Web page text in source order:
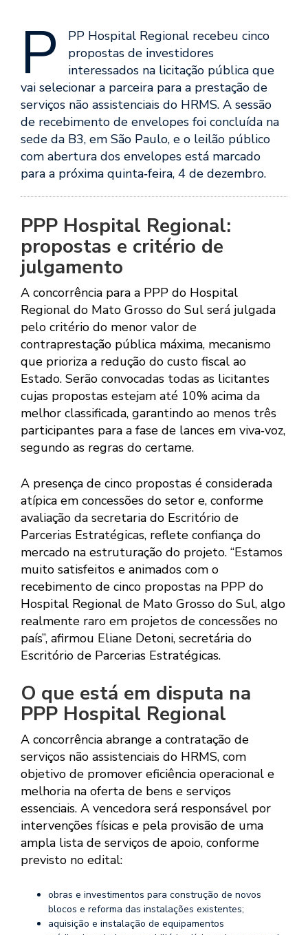
P
PP Hospital Regional recebeu cinco
propostas de investidores
interessados na licitação pública que
vai selecionar a parceira para a prestação de
serviços não assistenciais do HRMS. A sessão
de recebimento de envelopes foi concluída na
sede da B3, em São Paulo, e o leilão público
com abertura dos envelopes está marcado
para a próxima quinta‑feira, 4 de dezembro.
PPP Hospital Regional:
propostas e critério de
julgamento
A concorrência para a PPP do Hospital
Regional do Mato Grosso do Sul será julgada
pelo critério do menor valor de
contraprestação pública máxima, mecanismo
que prioriza a redução do custo fiscal ao
Estado. Serão convocadas todas as licitantes
cujas propostas estejam até 10% acima da
melhor classificada, garantindo ao menos três
participantes para a fase de lances em viva‑voz,
segundo as regras do certame.
A presença de cinco propostas é considerada
atípica em concessões do setor e, conforme
avaliação da secretaria do Escritório de
Parcerias Estratégicas, reflete confiança do
mercado na estruturação do projeto. “Estamos
muito satisfeitos e animados com o
recebimento de cinco propostas na PPP do
Hospital Regional de Mato Grosso do Sul, algo
realmente raro em projetos de concessões no
país”, afirmou Eliane Detoni, secretária do
Escritório de Parcerias Estratégicas.
O que está em disputa na
PPP Hospital Regional
A concorrência abrange a contratação de
serviços não assistenciais do HRMS, com
objetivo de promover eficiência operacional e
melhoria na oferta de bens e serviços
essenciais. A vencedora será responsável por
intervenções físicas e pela provisão de uma
ampla lista de serviços de apoio, conforme
previsto no edital:
obras e investimentos para construção de novos
blocos e reforma das instalações existentes;
aquisição e instalação de equipamentos